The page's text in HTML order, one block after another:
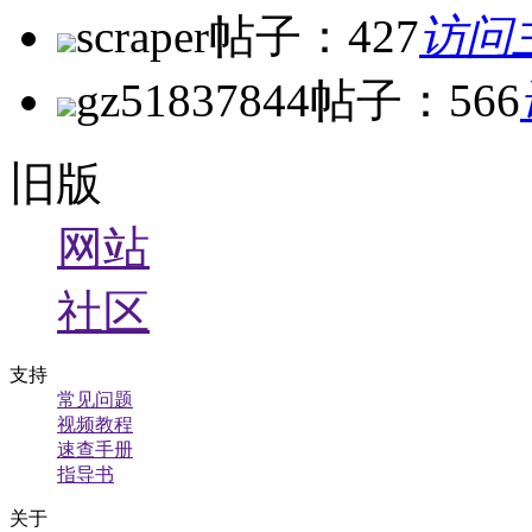
scraper帖子：427访问
gz51837844帖子：566
旧版
网站
社区
支持
常见问题
视频教程
速查手册
指导书
关于